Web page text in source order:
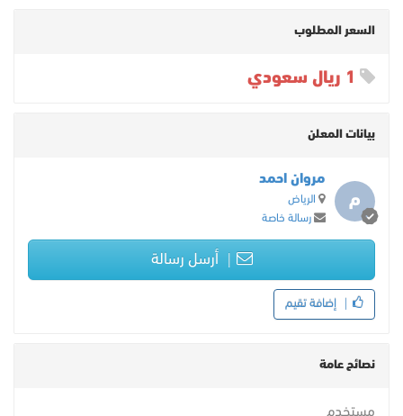
السعر المطلوب
بيانات المعلن
م
مروان احمد
الرياض
رسالة خاصة
أرسل رسالة
إضافة تقيم
نصائح عامة
مستخدم